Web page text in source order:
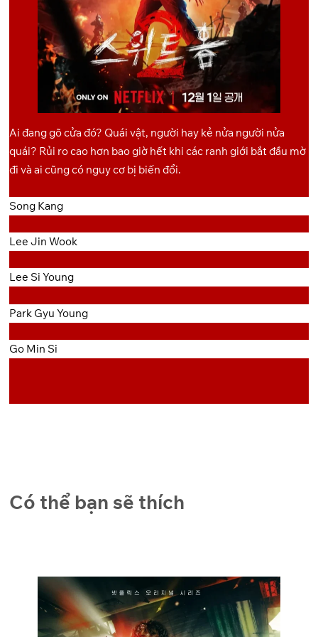
Ai đang gõ cửa đó? Quái vật, người hay kẻ nửa người nửa
quái? Rủi ro cao hơn bao giờ hết khi các ranh giới bắt đầu mờ
đi và ai cũng có nguy cơ bị biến đổi.
Song Kang
Lee Jin Wook
Lee Si Young
Park Gyu Young
Go Min Si
Có thể bạn sẽ thích